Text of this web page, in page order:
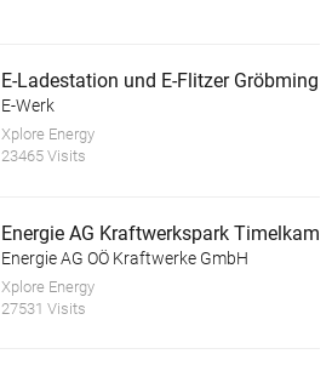
E-Ladestation und E-Flitzer Gröbming
E-Werk
Xplore Energy
23465 Visits
Energie AG Kraftwerkspark Timelkam
Energie AG OÖ Kraftwerke GmbH
Xplore Energy
27531 Visits